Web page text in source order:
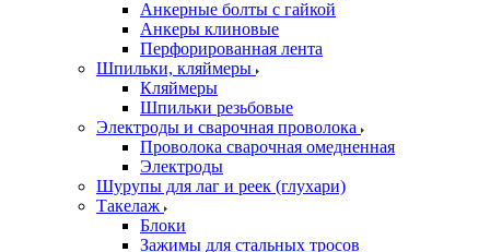
Анкерные болты с гайкой
Анкеры клиновые
Перфорированная лента
Шпильки, кляймеры
Кляймеры
Шпильки резьбовые
Электроды и сварочная проволока
Проволока сварочная омедненная
Электроды
Шурупы для лаг и реек (глухари)
Такелаж
Блоки
Зажимы для стальных тросов